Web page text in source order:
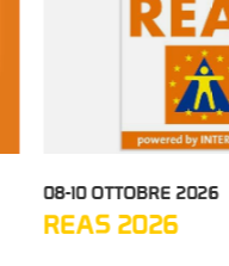
08-10 OTTOBRE 2026
REAS 2026